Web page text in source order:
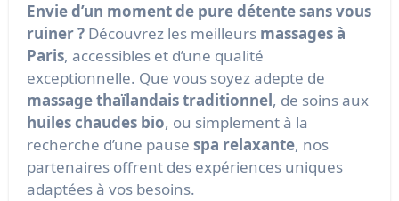
Envie d’un moment de pure détente sans vous
ruiner ?Découvrez les meilleurs massages à
Paris, accessibles et d’une qualité
exceptionnelle. Que vous soyez adepte de
massage thaïlandais traditionnel, de soins aux
huiles chaudes bio, ou simplement à la
recherche d’une pause spa relaxante, nos
partenaires offrent des expériences uniques
adaptées à vos besoins.